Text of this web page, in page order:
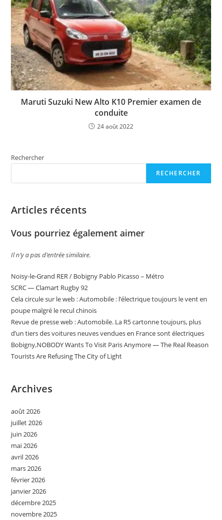
Maruti Suzuki New Alto K10 Premier examen de
conduite
24 août 2022
Rechercher
RECHERCHER
Articles récents
Vous pourriez également aimer
Il n’y a pas d’entrée similaire.
Noisy-le-Grand RER / Bobigny Pablo Picasso – Métro
SCRC — Clamart Rugby 92
Cela circule sur le web : Automobile : l’électrique toujours le vent en
poupe malgré le recul chinois
Revue de presse web : Automobile. La R5 cartonne toujours, plus
d’un tiers des voitures neuves vendues en France sont électriques
Bobigny,NOBODY Wants To Visit Paris Anymore — The Real Reason
Tourists Are Refusing The City of Light
Archives
août 2026
juillet 2026
juin 2026
mai 2026
avril 2026
mars 2026
février 2026
janvier 2026
décembre 2025
novembre 2025